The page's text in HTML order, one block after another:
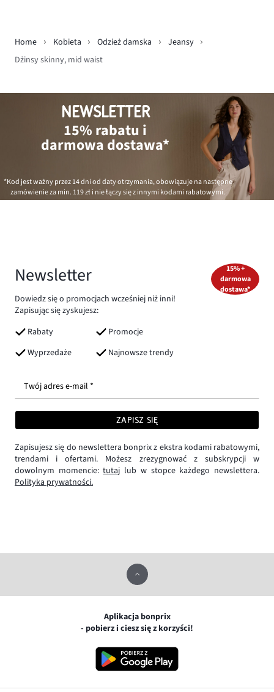
Home Kobieta Odzież damska
Jeansy
Dżinsy skinny, mid waist
NEWSLETTER
15% rabatu i
darmowa dostawa*
*Kod jest ważny przez 14 dni od daty otrzymania, obowiązuje na następne
zamówienie za min. 119 złi nie łączy się z innymi kodami rabatowymi.
Newsletter
Dowiedz się o promocjach wcześniej niż inni!
Zapisując się zyskujesz:
Rabaty
Promocje
Wyprzedaże
Najnowsze trendy
15% +
darmowa
dostawa*
Twój adres e-mail *
ZAPISZ SIĘ
Zapisujesz się do newslettera bonprix z ekstra kodami rabatowymi,
trendami i ofertami. Możesz zrezygnować z subskrypcji w
dowolnym momencie:tutaj lub w stopce każdego newslettera.
Polityka prywatności.
Aplikacja bonprix
- pobierz i ciesz się z korzyści!